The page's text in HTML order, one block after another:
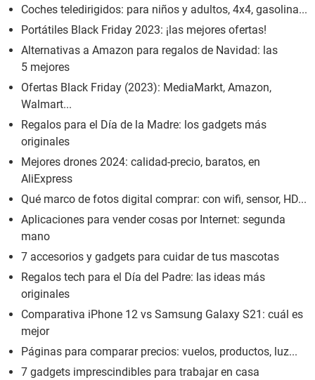
Coches teledirigidos: para niños y adultos, 4x4, gasolina...
Portátiles Black Friday 2023: ¡las mejores ofertas!
Alternativas a Amazon para regalos de Navidad: las
5 mejores
Ofertas Black Friday (2023): MediaMarkt, Amazon,
Walmart...
Regalos para el Día de la Madre: los gadgets más
originales
Mejores drones 2024: calidad-precio, baratos, en
AliExpress
Qué marco de fotos digital comprar: con wifi, sensor, HD...
Aplicaciones para vender cosas por Internet: segunda
mano
7 accesorios y gadgets para cuidar de tus mascotas
Regalos tech para el Día del Padre: las ideas más
originales
Comparativa iPhone 12 vs Samsung Galaxy S21: cuál es
mejor
Páginas para comparar precios: vuelos, productos, luz...
7 gadgets imprescindibles para trabajar en casa